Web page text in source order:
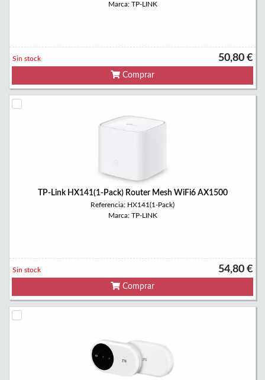
Marca: TP-LINK
50,80 €
Sin stock
Comprar
TP-Link HX141(1-Pack) Router Mesh WiFi6 AX1500
Referencia: HX141(1-Pack)
Marca: TP-LINK
54,80 €
Sin stock
Comprar